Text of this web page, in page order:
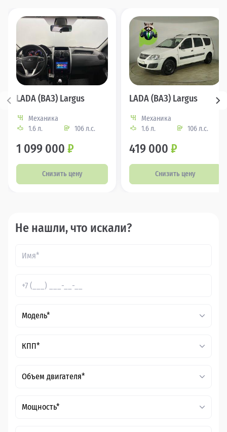
LADA (ВАЗ) Largus
Механика
1.6 л.
106 л.с.
1 099 000 ₽
Снизить цену
LADA (ВАЗ) Largus
Механика
1.6 л.
106 л.с.
419 000 ₽
Снизить цену
Не нашли, что искали?
Модель*
КПП*
Объем двигателя*
Мощность*